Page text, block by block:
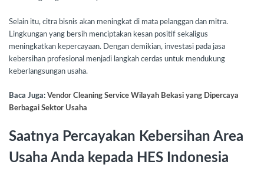
Selain itu, citra bisnis akan meningkat di mata pelanggan dan mitra.
Lingkungan yang bersih menciptakan kesan positif sekaligus
meningkatkan kepercayaan. Dengan demikian, investasi pada jasa
kebersihan profesional menjadi langkah cerdas untuk mendukung
keberlangsungan usaha.
Baca Juga: Vendor Cleaning Service Wilayah Bekasi yang Dipercaya
Berbagai Sektor Usaha
Saatnya Percayakan Kebersihan Area
Usaha Anda kepada HES Indonesia